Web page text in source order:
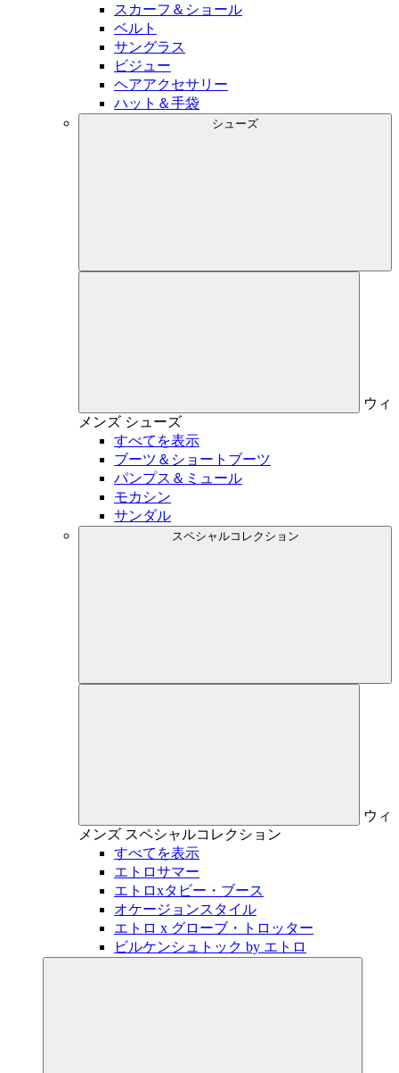
スカーフ＆ショール
ベルト
サングラス
ビジュー
ヘアアクセサリー
ハット＆手袋
シューズ
ウィ
メンズ シューズ
すべてを表示
ブーツ＆ショートブーツ
パンプス＆ミュール
モカシン
サンダル
スペシャルコレクション
ウィ
メンズ スペシャルコレクション
すべてを表示
エトロサマー
エトロxタビー・ブース
オケージョンスタイル
エトロ x グローブ・トロッター
ビルケンシュトック by エトロ